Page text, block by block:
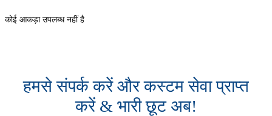
कोई आकड़ा उपलब्ध नहीं है
हमसे संपर्क करें और कस्टम सेवा प्राप्त
करें & भारी छूट अब!